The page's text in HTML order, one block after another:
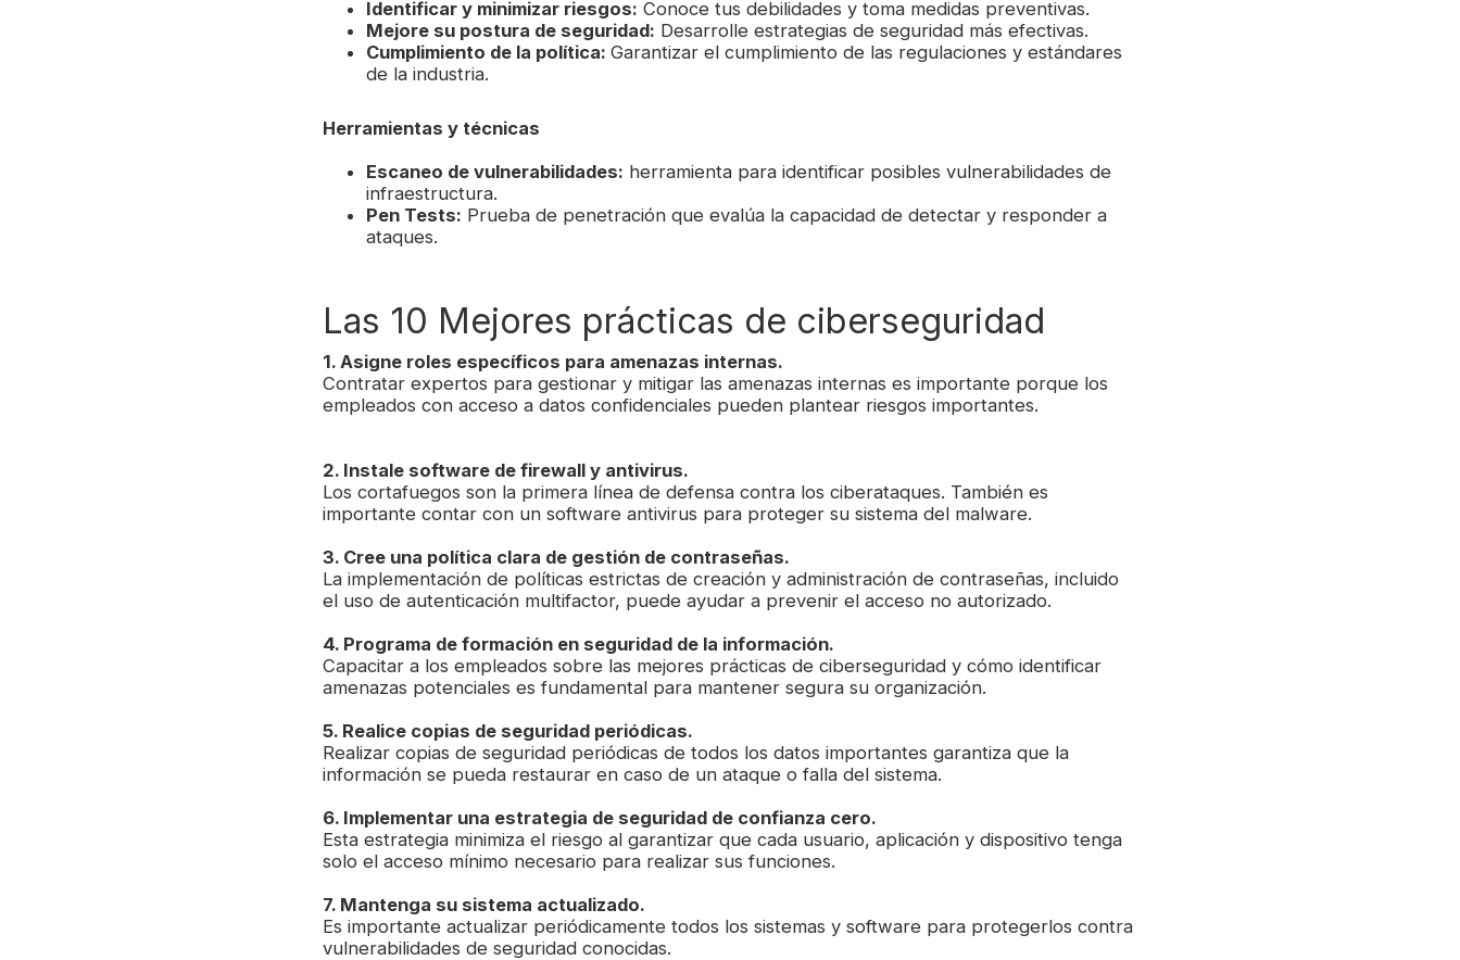
Identificar y minimizar riesgos: Conoce tus debilidades y toma medidas preventivas.
Mejore su postura de seguridad: Desarrolle estrategias de seguridad más efectivas.
Cumplimiento de la política: Garantizar el cumplimiento de las regulaciones y estándares
de la industria.
Herramientas y técnicas
Escaneo de vulnerabilidades: herramienta para identificar posibles vulnerabilidades de
infraestructura.
Pen Tests: Prueba de penetración que evalúa la capacidad de detectar y responder a
ataques.
Las 10 Mejores prácticas de ciberseguridad
1. Asigne roles específicos para amenazas internas.
Contratar expertos para gestionar y mitigar las amenazas internas es importante porque los
empleados con acceso a datos confidenciales pueden plantear riesgos importantes.
2. Instale software de firewall y antivirus.
Los cortafuegos son la primera línea de defensa contra los ciberataques. También es
importante contar con un software antivirus para proteger su sistema del malware.
3. Cree una política clara de gestión de contraseñas.
La implementación de políticas estrictas de creación y administración de contraseñas, incluido
el uso de autenticación multifactor, puede ayudar a prevenir el acceso no autorizado.
4. Programa de formación en seguridad de la información.
Capacitar a los empleados sobre las mejores prácticas de ciberseguridad y cómo identificar
amenazas potenciales es fundamental para mantener segura su organización.
5. Realice copias de seguridad periódicas.
Realizar copias de seguridad periódicas de todos los datos importantes garantiza que la
información se pueda restaurar en caso de un ataque o falla del sistema.
6. Implementar una estrategia de seguridad de confianza cero.
Esta estrategia minimiza el riesgo al garantizar que cada usuario, aplicación y dispositivo tenga
solo el acceso mínimo necesario para realizar sus funciones.
7. Mantenga su sistema actualizado.
Es importante actualizar periódicamente todos los sistemas y software para protegerlos contra
vulnerabilidades de seguridad conocidas.